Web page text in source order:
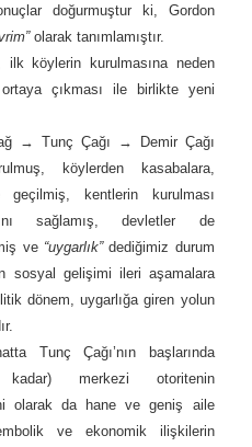
doğurmuştur ki, Gordon
olarak tanımlamıştır.
ilk köylerin kurulmasına neden
çıkması ile birlikte yeni
→ Tunç Çağı → Demir Çağı
köylerden kasabalara,
geçilmiş, kentlerin kurulması
sağlamış, devletler de
ve “uygarlık”dediğimiz durum
sosyal gelişimi ileri aşamalara
dönem, uygarlığa giren yolun
Tunç Çağı’nın başlarında
kadar) merkezi otoritenin
olarak da hane ve geniş aile
ve ekonomik ilişkilerin